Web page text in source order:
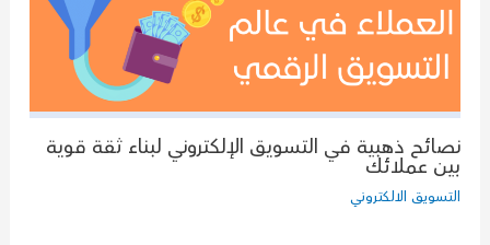
نصائح ذهبية في التسويق الإلكتروني لبناء ثقة قوية
بين عملائك
التسويق الالكتروني